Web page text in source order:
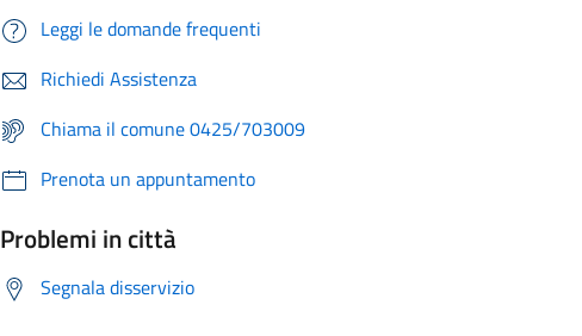
Leggi le domande frequenti
Richiedi Assistenza
Chiama il comune 0425/703009
Prenota un appuntamento
Problemi in città
Segnala disservizio